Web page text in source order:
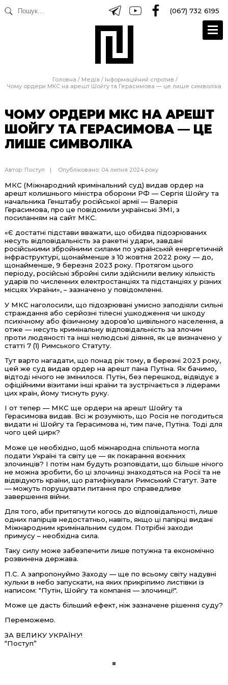
(067) 732 6195
Головна / Медіа / Інформаційний спротив /
Чому ордери МКС на арешт Шойгу та Герасимова — це лише символіка
ЧОМУ ОРДЕРИ МКС НА АРЕШТ
ШОЙГУ ТА ГЕРАСИМОВА — ЦЕ
ЛИШЕ СИМВОЛІКА
Автор: Поступ Опубліковано: 04 липня 2024 року
МКС (Міжнародний кримінальний суд) видав ордер на
арешт колишнього міністра оборони РФ — Сергія Шойгу та
начальника Генштабу російської армії — Валерія
Герасимова, про це повідомили українські ЗМІ, з
посиланням на сайт МКС.
«Є достатні підстави вважати, що обидва підозрюваних
несуть відповідальність за ракетні удари, завдані
російськими збройними силами по українській енергетичній
інфраструктурі, щонайменше з 10 жовтня 2022 року — до,
щонайменше, 9 березня 2023 року. Протягом цього
періоду, російські збройні сили здійснили велику кількість
ударів по численних електростанціях та підстанціях у різних
місцях України», – зазначено у повідомленні.
У МКС наголосили, що підозрювані умисно заподіяли сильні
страждання або серйозні тілесні ушкодження чи шкоду
психічному або фізичному здоров’ю цивільного населення, а
отже — несуть кримінальну відповідальність за злочин
проти людяності та інші нелюдські діяння, як це визначено у
статті 7 (1) Римського Статуту.
Тут варто нагадати, що понад рік тому, в березні 2023 року,
цей же суд видав ордер на арешт пана Путіна. Як бачимо,
відтоді нічого не змінилося. Путін, без перешкод, відвідує з
офіційними візитами інші країни та зустрічається з лідерами
цих країн, йому тиснуть руку.
І от тепер — МКС ще ордери на арешт Шойгу та
Герасимова видав. Всі ж розуміють, що Росія не погодиться
видати ні Шойгу та Герасимова ні, тим паче, Путіна. Тоді для
чого цей цирк?
Може це необхідно, щоб міжнародна спільнота могла
подати Україні та світу це — як покарання воєнних
злочинців? І потім нам будуть розповідати, що більше нічого
не можна зробити, бо ці злочинці знаходяться на Росії та не
відвідують країни, що ратифікували Римський Статут. Зате
— можуть порушувати питання про справедливе
завершення війни.
Для того, аби притягнути когось до відповідальності, лише
одних папірців недостатньо, навіть, якщо ці папірці видані
Міжнародним кримінальним судом. Потрібні заходи
примусу – необхідна сила.
Таку силу може забезпечити лише потужна та економічно
розвинена держава.
П.С. А запропонуймо Заходу — ще по всьому світу надувні
кульки в небо запускати, на яких прикріпимо листівки із
написом: "Путін, Шойгу та компанія — злочинці!".
Може це дасть більший ефект, ніж зазначене рішення суду?
Переможемо.
ЗА ВЕЛИКУ УКРАЇНУ!
“Поступ”